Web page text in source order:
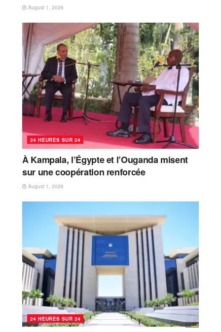
August 1, 2026
24 HEURES SUR 24
À Kampala, l’Égypte et l’Ouganda misent
sur une coopération renforcée
August 1, 2026
24 HEURES SUR 24